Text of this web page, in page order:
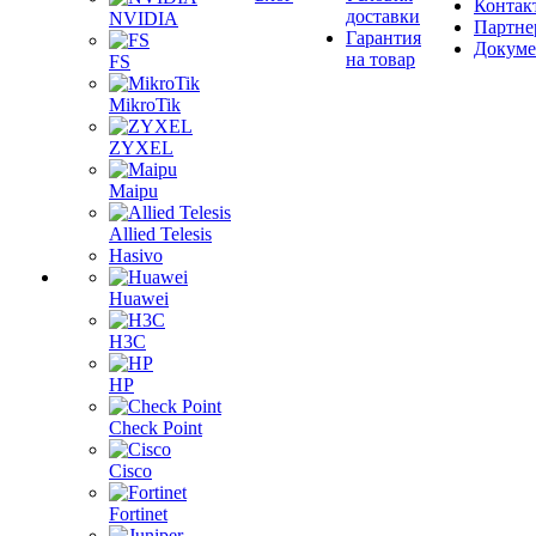
NVIDIA
FS
MikroTik
ZYXEL
Maipu
Allied Telesis
Hasivo
Huawei
H3C
HP
Check Point
Cisco
Fortinet
доставки
Гарантия
на товар